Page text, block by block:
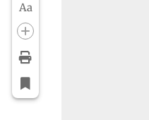
Aa